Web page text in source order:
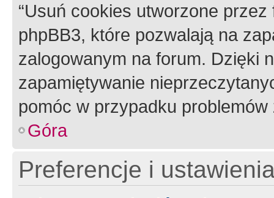
“Usuń cookies utworzone
phpBB3, które pozwalają na
zalogowanym na forum. Dzięki
zapamiętywanie
pomóc w przypadku
Góra
Preferencje i